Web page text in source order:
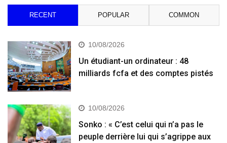
RECENT POPULAR COMMON
10/08/2026
Un étudiant-un ordinateur : 48
milliards fcfa et des comptes pistés
10/08/2026
Sonko : « C’est celui qui n’a pas le
peuple derrière lui qui s’agrippe aux